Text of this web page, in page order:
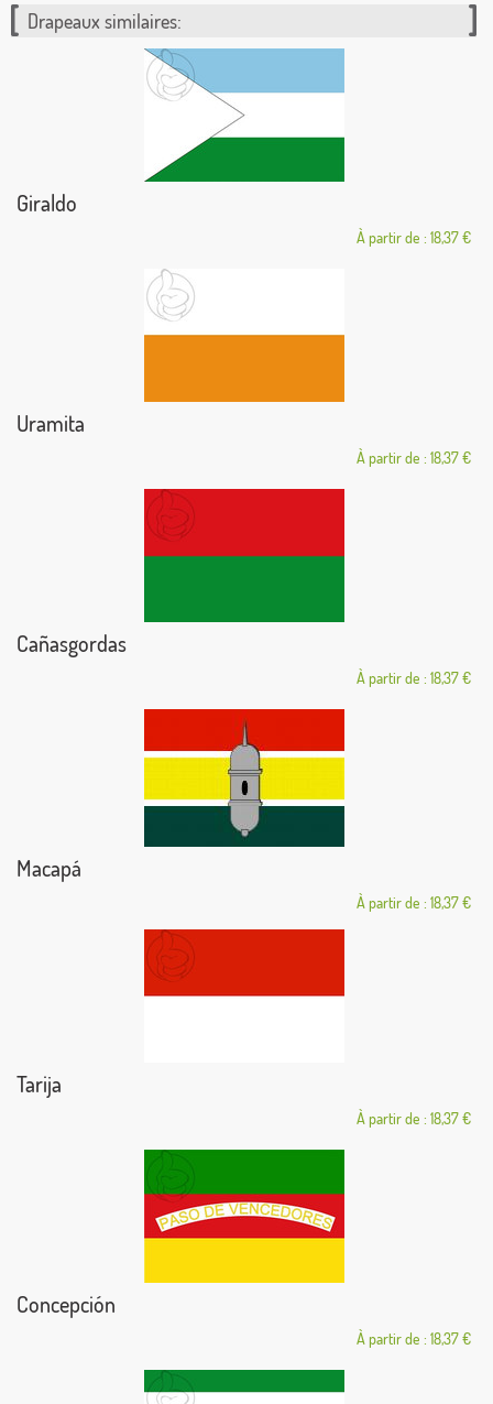
Drapeaux similaires:
Giraldo
À partir de : 18,37 €
Uramita
À partir de : 18,37 €
Cañasgordas
À partir de : 18,37 €
Macapá
À partir de : 18,37 €
Tarija
À partir de : 18,37 €
Concepción
À partir de : 18,37 €